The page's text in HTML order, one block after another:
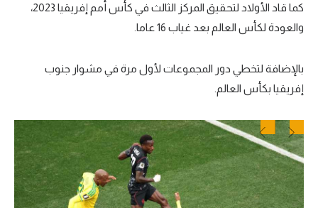
كما قاد الأولاد لتحقيق المركز الثالث في كأس أمم إفريقيا 2023،
والعودة لكأس العالم بعد غياب 16 عاما.
بالإضافة لتخطي دور المجموعات لأول مرة في مشوار جنوب
إفريقيا بكأس العالم.